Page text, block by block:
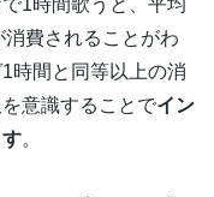
消費されることがわ
時間と同等以上の消
意識することでイン
。